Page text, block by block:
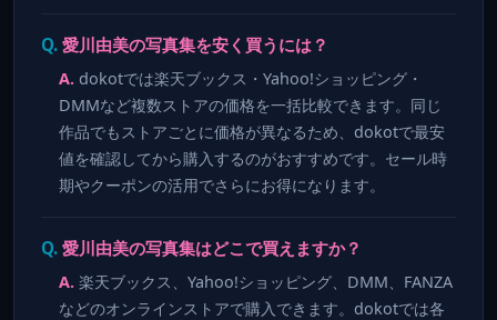
愛川由美の写真集を安く買うには？
dokotでは楽天ブックス・Yahoo!ショッピング・
DMMなど複数ストアの価格を一括比較できます。同じ
作品でもストアごとに価格が異なるため、dokotで最安
値を確認してから購入するのがおすすめです。セール時
期やクーポンの活用でさらにお得になります。
愛川由美の写真集はどこで買えますか？
楽天ブックス、Yahoo!ショッピング、DMM、FANZA
などのオンラインストアで購入できます。dokotでは各